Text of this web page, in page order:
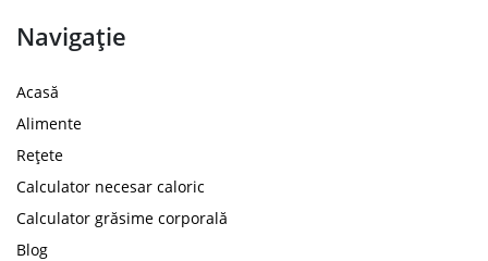
Navigație
Acasă
Alimente
Rețete
Calculator necesar caloric
Calculator grăsime corporală
Blog